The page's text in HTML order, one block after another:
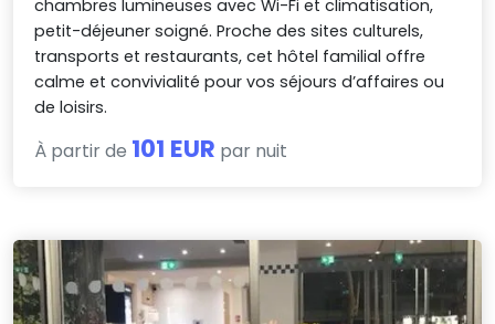
chambres lumineuses avec Wi-Fi et climatisation,
petit-déjeuner soigné. Proche des sites culturels,
transports et restaurants, cet hôtel familial offre
calme et convivialité pour vos séjours d’affaires ou
de loisirs.
À partir de 101 EUR par nuit